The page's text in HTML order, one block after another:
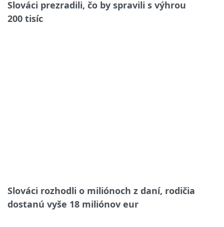
Slováci prezradili, čo by spravili s výhrou
200 tisíc
Slováci rozhodli o miliónoch z daní, rodičia
dostanú vyše 18 miliónov eur